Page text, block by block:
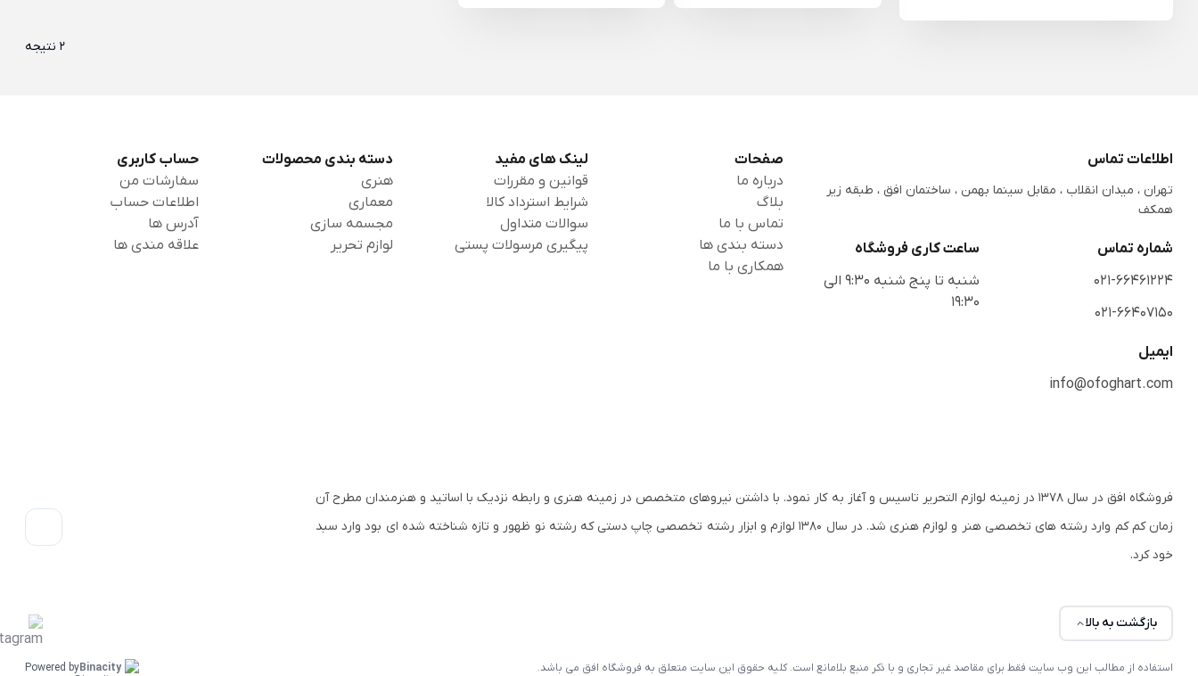
2 نتیجه
اطلاعات تماس
تهران ، میدان انقلاب ، مقابل سینما بهمن ، ساختمان افق ، طبقه زیر
همکف
شماره تماس
021-66461224
021-66407150
ساعت کاری فروشگاه
شنبه تا پنج شنبه 9:30 الی
19:30
ایمیل
info@ofoghart.com
صفحات
درباره ما
بلاگ
تماس با ما
دسته بندی ها
همکاری با ما
لینک های مفید
قوانین و مقررات
شرایط استرداد کالا
سوالات متداول
پیگیری مرسولات پستی
دسته بندی محصولات
هنری
معماری
مجسمه سازی
لوازم تحریر
حساب کاربری
سفارشات من
اطلاعات حساب
آدرس ها
علاقه مندی ها
فروشگاه افق در سال ۱۳۷۸ در زمینه لوازم التحریر تاسیس و آغاز به کار نمود. با داشتن نیروهای متخصص در زمینه هنری و رابطه نزدیک با اساتید و هنرمندان مطرح آن
زمان کم کم وارد رشته های تخصصی هنر و لوازم هنری شد. در سال ۱۳۸۰ لوازم و ابزار رشته تخصصی چاپ دستی که رشته نو ظهور و تازه شناخته شده ای بود وارد سبد
خود کرد.
بازگشت به بالا
استفاده از مطالب این وب سایت فقط برای مقاصد غیر تجاری و با ذکر منبع بلامانع است. کلیه حقوق این سایت متعلق به فروشگاه افق می باشد. Powered byBinacity